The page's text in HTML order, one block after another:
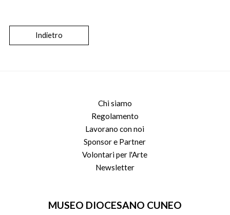
Indietro
Chi siamo
Regolamento
Lavorano con noi
Sponsor e Partner
Volontari per l'Arte
Newsletter
MUSEO DIOCESANO CUNEO